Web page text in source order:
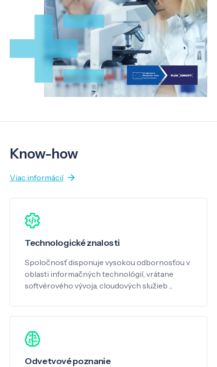
Know-how
Viac informácií
Technologické znalosti
Spoločnosť disponuje vysokou odbornosťou v
oblasti informačných technológií, vrátane
softvérového vývoja, cloudových služieb ...
Odvetvové poznanie